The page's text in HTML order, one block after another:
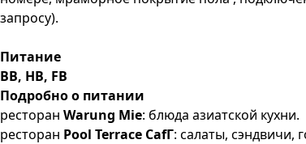
запросу).
Питание
BB, HB, FB
Подробно о питании
ресторан Wаrung Mie: блюда азиатской кухни.
ресторан Pool Terrace CafГ: салаты, сэндвичи,